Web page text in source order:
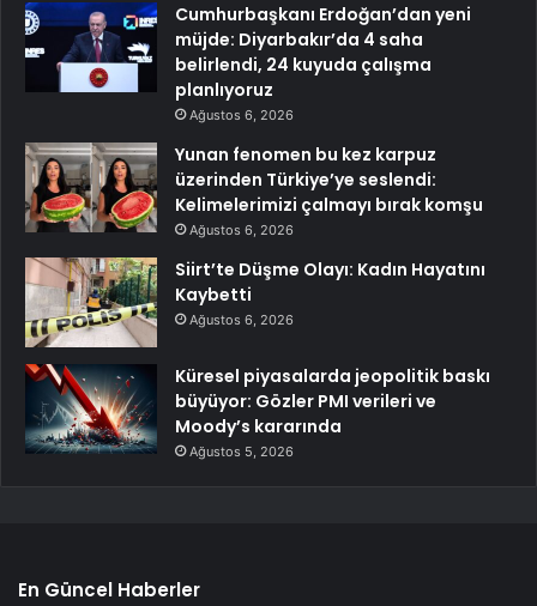
Cumhurbaşkanı Erdoğan’dan yeni
müjde: Diyarbakır’da 4 saha
belirlendi, 24 kuyuda çalışma
planlıyoruz
Ağustos 6, 2026
Yunan fenomen bu kez karpuz
üzerinden Türkiye’ye seslendi:
Kelimelerimizi çalmayı bırak komşu
Ağustos 6, 2026
Siirt’te Düşme Olayı: Kadın Hayatını
Kaybetti
Ağustos 6, 2026
Küresel piyasalarda jeopolitik baskı
büyüyor: Gözler PMI verileri ve
Moody’s kararında
Ağustos 5, 2026
En Güncel Haberler